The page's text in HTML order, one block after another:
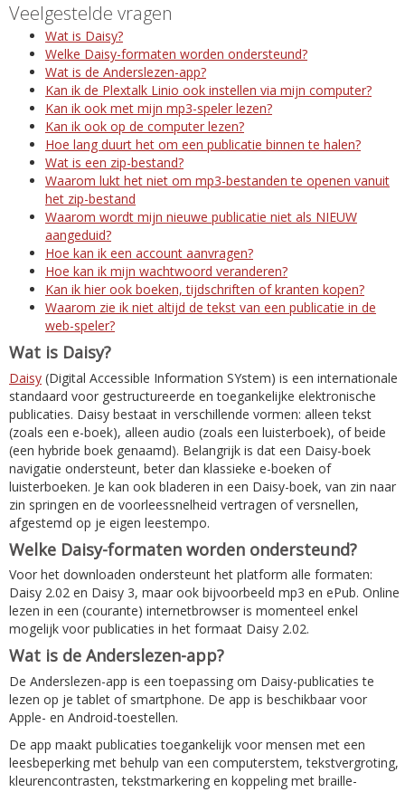
Veelgestelde vragen
Wat is Daisy?
Welke Daisy-formaten worden ondersteund?
Wat is de Anderslezen-app?
Kan ik de Plextalk Linio ook instellen via mijn computer?
Kan ik ook met mijn mp3-speler lezen?
Kan ik ook op de computer lezen?
Hoe lang duurt het om een publicatie binnen te halen?
Wat is een zip-bestand?
Waarom lukt het niet om mp3-bestanden te openen vanuit
het zip-bestand
Waarom wordt mijn nieuwe publicatie niet als NIEUW
aangeduid?
Hoe kan ik een account aanvragen?
Hoe kan ik mijn wachtwoord veranderen?
Kan ik hier ook boeken, tijdschriften of kranten kopen?
Waarom zie ik niet altijd de tekst van een publicatie in de
web-speler?
Wat is Daisy?
Daisy (Digital Accessible Information SYstem) is een internationale
standaard voor gestructureerde en toegankelijke elektronische
publicaties. Daisy bestaat in verschillende vormen: alleen tekst
(zoals een e-boek), alleen audio (zoals een luisterboek), of beide
(een hybride boek genaamd). Belangrijk is dat een Daisy-boek
navigatie ondersteunt, beter dan klassieke e-boeken of
luisterboeken. Je kan ook bladeren in een Daisy-boek, van zin naar
zin springen en de voorleessnelheid vertragen of versnellen,
afgestemd op je eigen leestempo.
Welke Daisy-formaten worden ondersteund?
Voor het downloaden ondersteunt het platform alle formaten:
Daisy 2.02 en Daisy 3, maar ook bijvoorbeeld mp3 en ePub. Online
lezen in een (courante) internetbrowser is momenteel enkel
mogelijk voor publicaties in het formaat Daisy 2.02.
Wat is de Anderslezen-app?
De Anderslezen-app is een toepassing om Daisy-publicaties te
lezen op je tablet of smartphone. De app is beschikbaar voor
Apple- en Android-toestellen.
De app maakt publicaties toegankelijk voor mensen met een
leesbeperking met behulp van een computerstem, tekstvergroting,
kleurencontrasten, tekstmarkering en koppeling met braille-